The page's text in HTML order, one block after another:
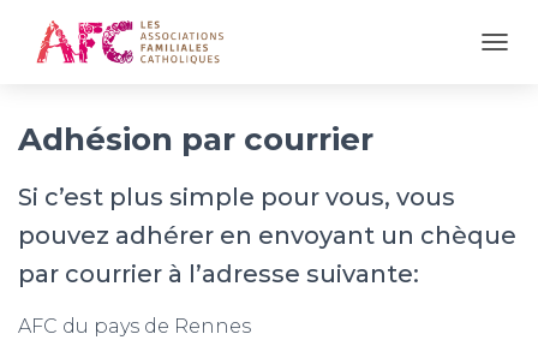
Adhésion par courrier
Si c’est plus simple pour vous, vous
pouvez adhérer en envoyant un chèque
par courrier à l’adresse suivante:
AFC du pays de Rennes